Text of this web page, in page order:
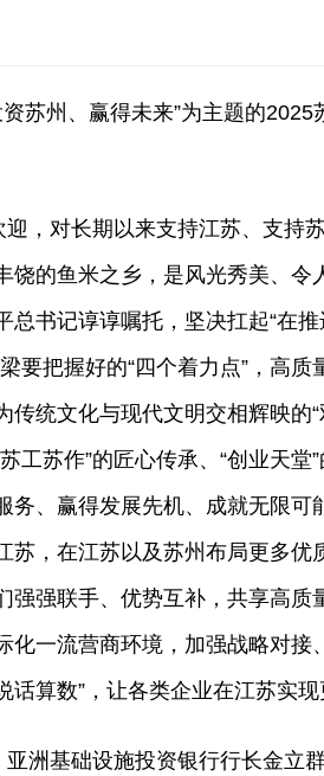
苏州、赢得未来”为主题的
，对长期以来支持江苏、支持
饶的鱼米之乡，是风光秀美、令
书记谆谆嘱托，坚决扛起“在
要把握好的“四个着力点”，高质
统文化与现代文明交相辉映的
工苏作”的匠心传承、“创业天堂
务、赢得发展先机、成就无限可
，在江苏以及苏州布局更多优
强强联手、优势互补，共享高质
一流营商环境，加强战略对接
话算数”，让各类企业在江苏实现
洲基础设施投资银行行长金立
“高质量完成‘十四五’规划”系列
发布会（第八场）